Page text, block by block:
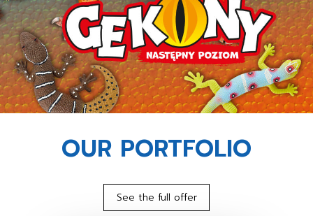
OUR PORTFOLIO
See the full offer